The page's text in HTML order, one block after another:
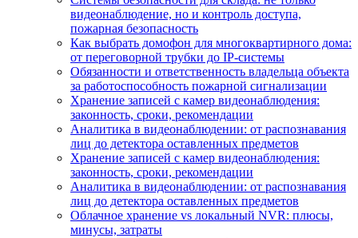
видеонаблюдение, но и контроль доступа,
пожарная безопасность
Как выбрать домофон для многоквартирного дома:
от переговорной трубки до IP-системы
Обязанности и ответственность владельца объекта
за работоспособность пожарной сигнализации
Хранение записей с камер видеонаблюдения:
законность, сроки, рекомендации
Аналитика в видеонаблюдении: от распознавания
лиц до детектора оставленных предметов
Хранение записей с камер видеонаблюдения:
законность, сроки, рекомендации
Аналитика в видеонаблюдении: от распознавания
лиц до детектора оставленных предметов
Облачное хранение vs локальный NVR: плюсы,
минусы, затраты